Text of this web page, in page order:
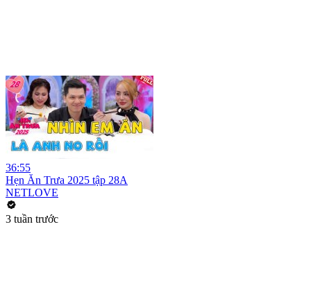
36:55
Hẹn Ăn Trưa 2025 tập 28A
NETLOVE
3 tuần trước